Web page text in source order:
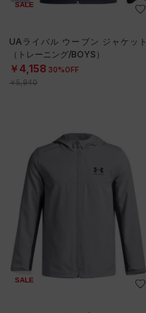
SALE
UAライバル ウーブン ジャケット
（トレーニング/BOYS）
￥4,158 30%OFF
￥5,940
SALE